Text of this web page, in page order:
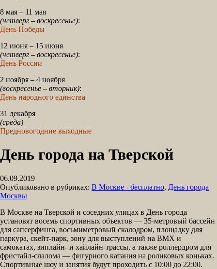
8 мая – 11 мая
(четверг – воскресенье):
День Победы
12 июня – 15 июня
(четверг – воскресенье):
День России
2 ноября – 4 ноября
(воскресенье – вторник):
День народного единства
31 декабря
(среда)
Предновогодние выходные
День города на Тверской
06.09.2019
Опубликовано в рубриках: В Москве - бесплатно, День города
Москвы
В Москве на Тверской и соседних улицах в День города
установят восемь спортивных объектов — 35-метровый бассейн
для сапсерфинга, восьмиметровый скалодром, площадку для
паркура, скейт-парк, зону для выступлений на BMX и
самокатах, зиплайн- и хайлайн-трассы, а также роллердром для
фристайл-слалома — фигурного катания на роликовых коньках.
Спортивные шоу и занятия будут проходить с 10:00 до 22:00.